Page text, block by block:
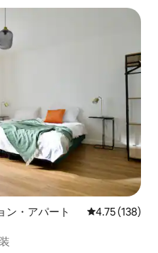
ン・アパート レビュー138
4.75 (138)